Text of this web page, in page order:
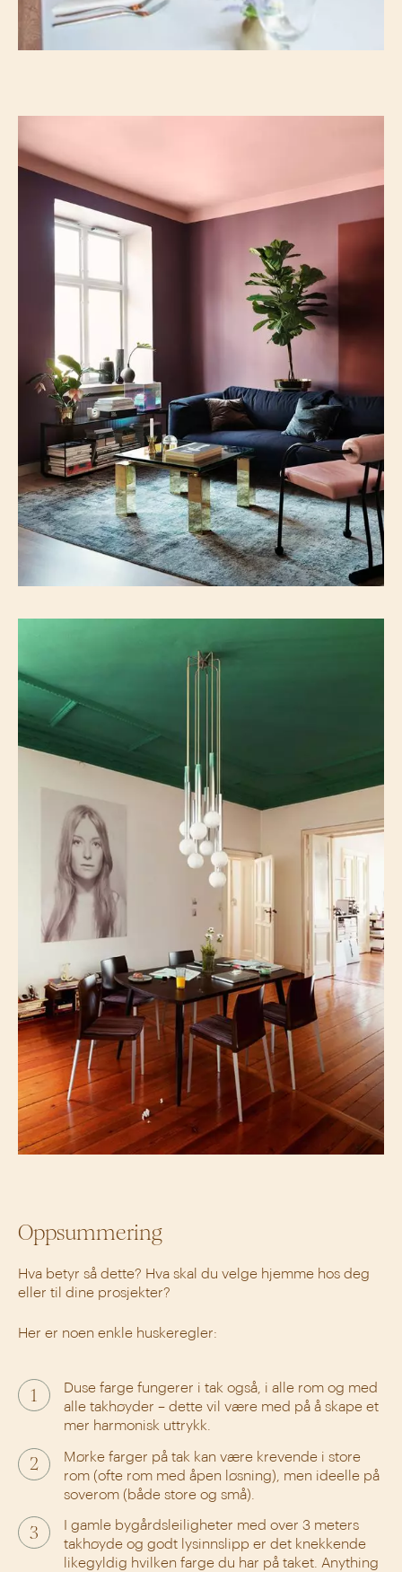
Oppsummering
Hva betyr så dette? Hva skal du velge hjemme hos deg
eller til dine prosjekter?
Her er noen enkle huskeregler:
1
Duse farge fungerer i tak også, i alle rom og med
alle takhøyder – dette vil være med på å skape et
mer harmonisk uttrykk.
2
Mørke farger på tak kan være krevende i store
rom (ofte rom med åpen løsning), men ideelle på
soverom (både store og små).
3
I gamle bygårdsleiligheter med over 3 meters
takhøyde og godt lysinnslipp er det knekkende
likegyldig hvilken farge du har på taket. Anything